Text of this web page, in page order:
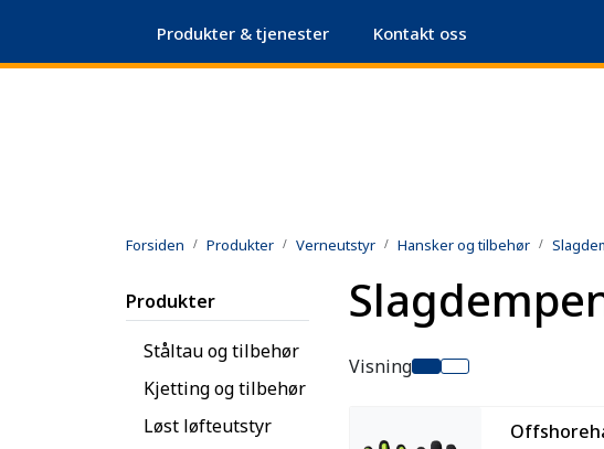
Sertifikatdatabase | Sikkerhetsdatablad |
Produkter & tjenester Kontakt oss
Forsiden Produkter Verneutstyr Hansker og tilbehør
Produkter
Ståltau og tilbehør
Kjetting og tilbehør
Løst løfteutstyr
Visning